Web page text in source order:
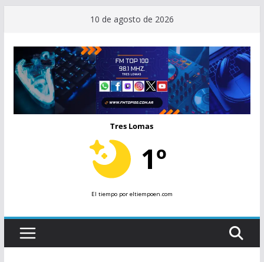
contenido
10 de agosto de 2026
Tres Lomas
1º
El tiempopor eltiempoen.com